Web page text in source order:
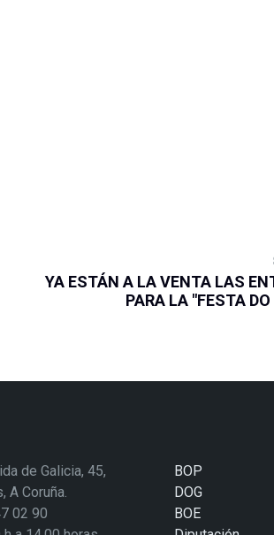
YA ESTÁN A LA VENTA LAS
PARA LA "FESTA
de Galicia, 45,
A Coruña.
02 90
BOP
DOG
BOE